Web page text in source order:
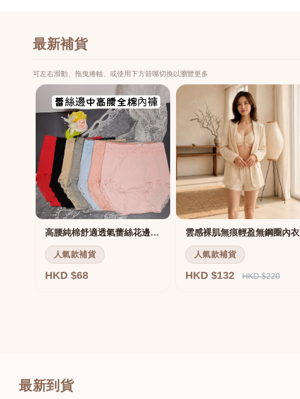
最新補貨
可左右滑動、拖曳捲軸、或使用下方箭嘴切換以瀏覽更多
高腰純棉舒適透氣蕾絲花邊三角褲
人氣款補貨
HKD $68
雲感裸肌無痕輕盈無鋼圈內衣
人氣款補貨
HKD $132 HKD $220
最新到貨